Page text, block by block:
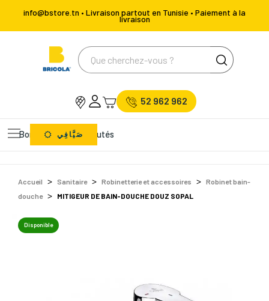
info@bstore.tn • Livraison partout en Tunisie • Paiement à la
livraison
52 962 962
Bons Plans Nouveautés
صَيَّافِي
Accueil Sanitaire Robinetterie et accessoires
Robinet bain-
douche
MITIGEUR DE BAIN-DOUCHE DOUZ SOPAL
Disponible